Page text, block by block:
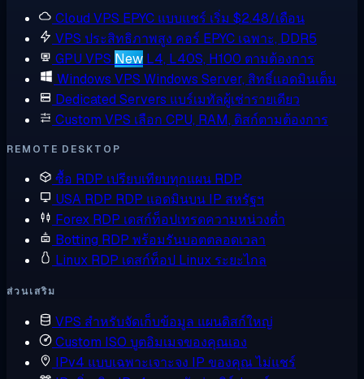
Cloud VPS EPYC แบบแชร์ เริ่ม $2.48/เดือน
VPS ประสิทธิภาพสูง คอร์ EPYC เฉพาะ, DDR5
GPU VPS New L4, L40S, H100 ตามต้องการ
Windows VPS Windows Server, สิทธิ์แอดมินเต็ม
Dedicated Servers แบร์เมทัลผู้เช่ารายเดียว
Custom VPS เลือก CPU, RAM, ดิสก์ตามต้องการ
REMOTE DESKTOP
ซื้อ RDP เปรียบเทียบทุกแผน RDP
USA RDP RDP แอดมินบน IP สหรัฐฯ
Forex RDP เดสก์ท็อปเทรดความหน่วงต่ำ
Botting RDP พร้อมรันบอตตลอดเวลา
Linux RDP เดสก์ท็อป Linux ระยะไกล
ส่วนเสริม
VPS สำหรับจัดเก็บข้อมูล แผนดิสก์ใหญ่
Custom ISO บูตอิมเมจของคุณเอง
IPv4 แบบเฉพาะเจาะจง IP ของคุณ ไม่แชร์